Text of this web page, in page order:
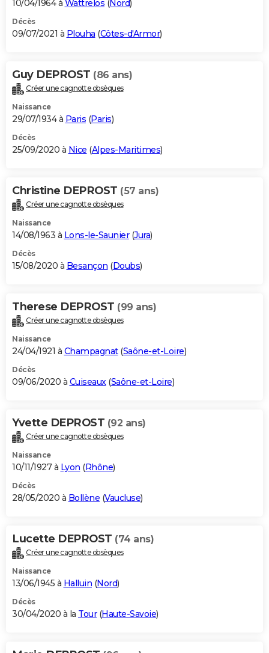
10/04/1964 à Wattrelos (Nord)
Décès
09/07/2021 à Plouha (Côtes-d'Armor)
Guy DEPROST (86 ans)
Créer une cagnotte obsèques
Naissance
29/07/1934 à Paris (Paris)
Décès
25/09/2020 à Nice (Alpes-Maritimes)
Christine DEPROST (57 ans)
Créer une cagnotte obsèques
Naissance
14/08/1963 à Lons-le-Saunier(Jura)
Décès
15/08/2020 à Besançon (Doubs)
Therese DEPROST (99 ans)
Créer une cagnotte obsèques
Naissance
24/04/1921 à Champagnat(Saône-et-Loire)
Décès
09/06/2020 à Cuiseaux(Saône-et-Loire)
Yvette DEPROST (92 ans)
Créer une cagnotte obsèques
Naissance
10/11/1927 à Lyon (Rhône)
Décès
28/05/2020 à Bollène (Vaucluse)
Lucette DEPROST (74 ans)
Créer une cagnotte obsèques
Naissance
13/06/1945 à Halluin (Nord)
Décès
30/04/2020 à la Tour(Haute-Savoie)